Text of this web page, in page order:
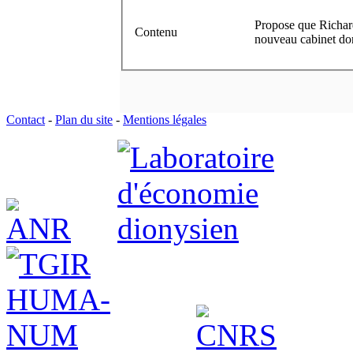
Contenu
Propose que
nouveau cabinet
Contact - Plan du site - Mentions légales